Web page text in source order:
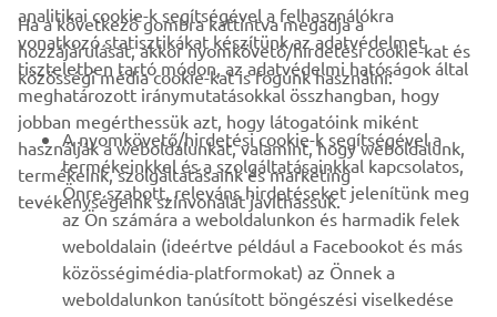
HÍRLEVÉL
Legyél az elsők között, aki a legújabb ajánlatokról, különleges
eseményekről, újdonságokról stb. értesül.
ELŐFIZETÉS
Olvassa el Adatvédelmi szabályzatunkat, hogy megtudja, hogyan
kezeljük személyes adatait:Adatvédelmi Szabályzat
analitikai cookie-k segítségével a felhasználókra
vonatkozó statisztikákat készítünk az adatvédelmet
tiszteletben tartó módon, az adatvédelmi hatóságok által
meghatározott iránymutatásokkal összhangban, hogy
jobban megérthessük azt, hogy látogatóink miként
használják a weboldalunkat, valamint, hogy weboldalunk,
termékeink, szolgáltatásaink és marketing
tevékenységeink színvonalát javíthassuk.
Ha a következő gombra kattintva megadja a
hozzájárulását, akkor nyomkövető/hirdetési cookie-kat és
közösségi média cookie-kat is fogunk használni:
A nyomkövető/hirdetési cookie-k segítségével a
termékeinkkel és a szolgáltatásainkkal kapcsolatos,
Önre szabott, releváns hirdetéseket jelenítünk meg
az Ön számára a weboldalunkon és harmadik felek
weboldalain (ideértve például a Facebookot és más
közösségimédia-platformokat) az Önnek a
weboldalunkon tanúsított böngészési viselkedése